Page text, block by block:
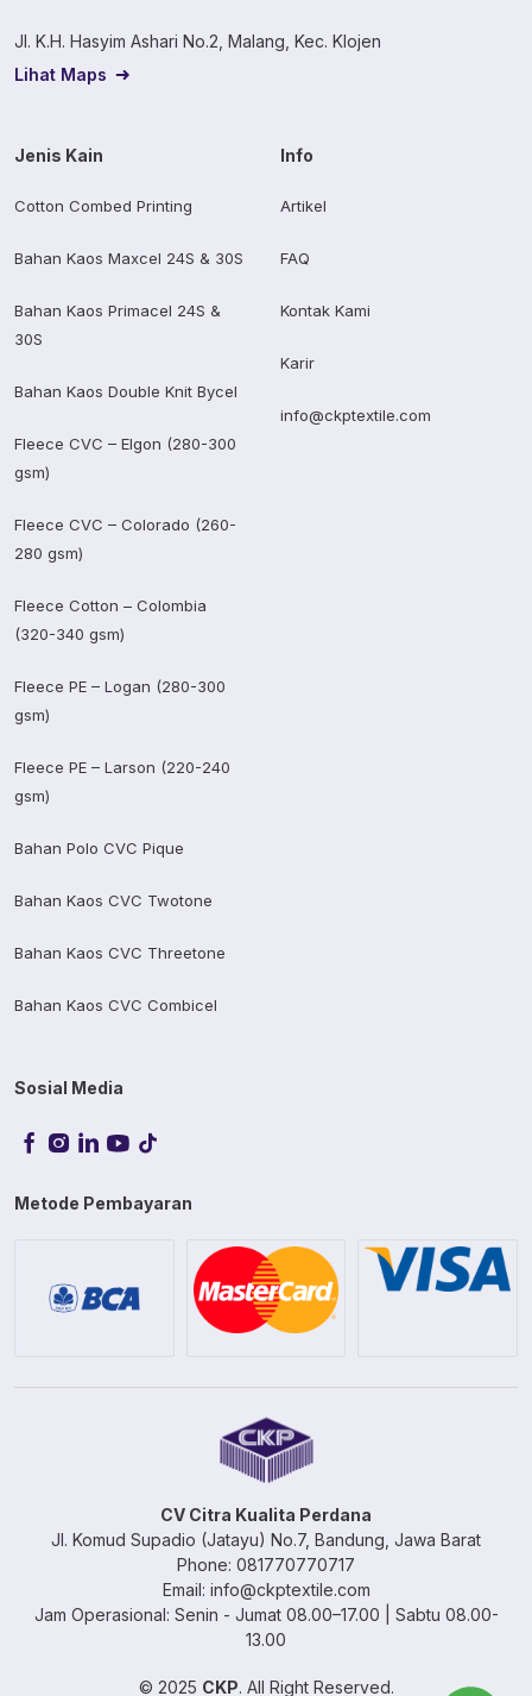
Jl. K.H. Hasyim Ashari No.2, Malang, Kec. Klojen
Lihat Maps
Jenis Kain
Cotton Combed Printing
Bahan Kaos Maxcel 24S & 30S
Bahan Kaos Primacel 24S &
30S
Bahan Kaos Double Knit Bycel
Fleece CVC – Elgon (280-300
gsm)
Fleece CVC – Colorado (260-
280 gsm)
Fleece Cotton – Colombia
(320-340 gsm)
Fleece PE – Logan (280-300
gsm)
Fleece PE – Larson (220-240
gsm)
Bahan Polo CVC Pique
Bahan Kaos CVC Twotone
Bahan Kaos CVC Threetone
Bahan Kaos CVC Combicel
Info
Artikel
FAQ
Kontak Kami
Karir
info@ckptextile.com
Sosial Media
Metode Pembayaran
CV Citra Kualita Perdana
Jl. Komud Supadio (Jatayu) No.7, Bandung, Jawa Barat
Phone: 081770770717
Email: info@ckptextile.com
Jam Operasional: Senin - Jumat 08.00–17.00 | Sabtu 08.00-
13.00
© 2025 CKP. All Right Reserved.